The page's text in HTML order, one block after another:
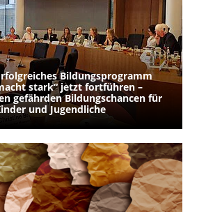
Bildungsprogramm
stark“ jetzt fortführen –
gefährden Bildungschancen für
und Jugendliche